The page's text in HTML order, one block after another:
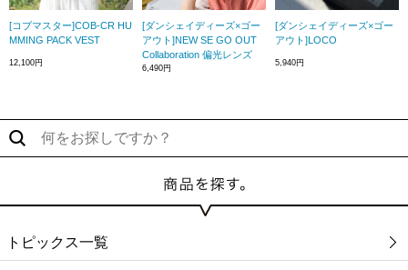
[コブマスター]COB-CR HU
MMING PACK VEST
12,100円
[ダンシェイディーズ×ゴー
アウト]NEW SE GO OUT
Collaboration 偏光レンズ
6,490円
[ダンシェイディーズ×ゴー
アウト]LOCO
5,940円
トピックス一覧